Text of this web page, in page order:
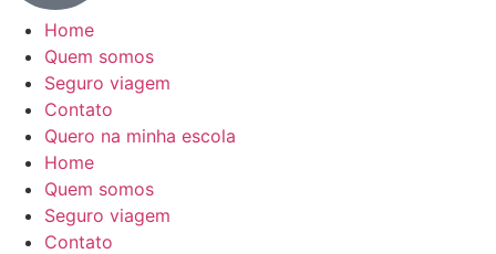
Home
Quem somos
Seguro viagem
Contato
Quero na minha escola
Home
Quem somos
Seguro viagem
Contato